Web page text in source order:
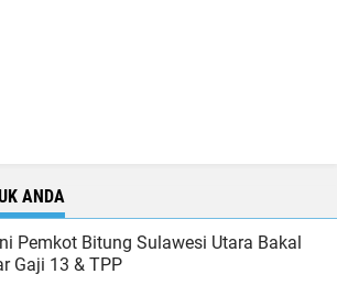
ANDA
Pemkot Bitung Sulawesi Utara Bakal
Gaji 13 & TPP